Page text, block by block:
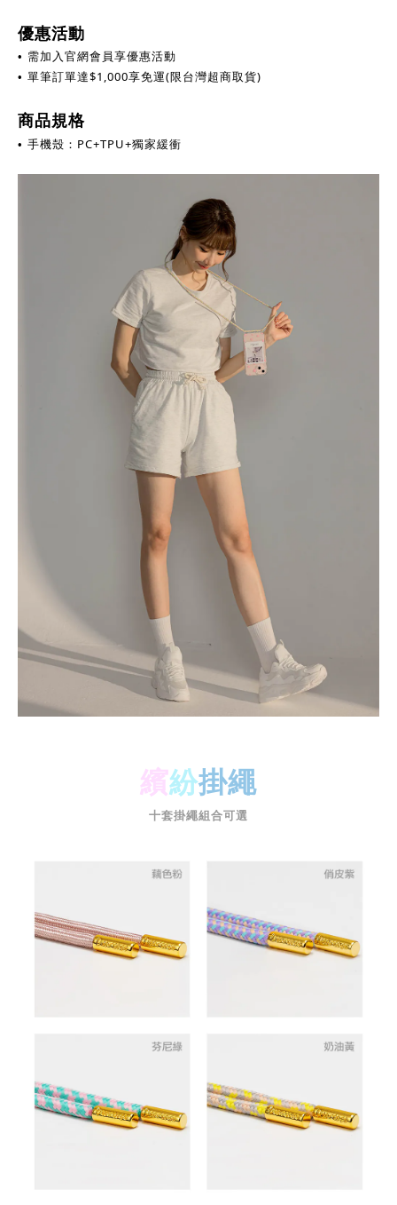
優惠活動
• 需加入官網會員享優惠活動
• 單筆訂單達$1,000享免運(限台灣超商取貨)
商品規格
• 手機殼：PC+TPU+獨家緩衝
繽紛掛繩
十套掛繩組合可選